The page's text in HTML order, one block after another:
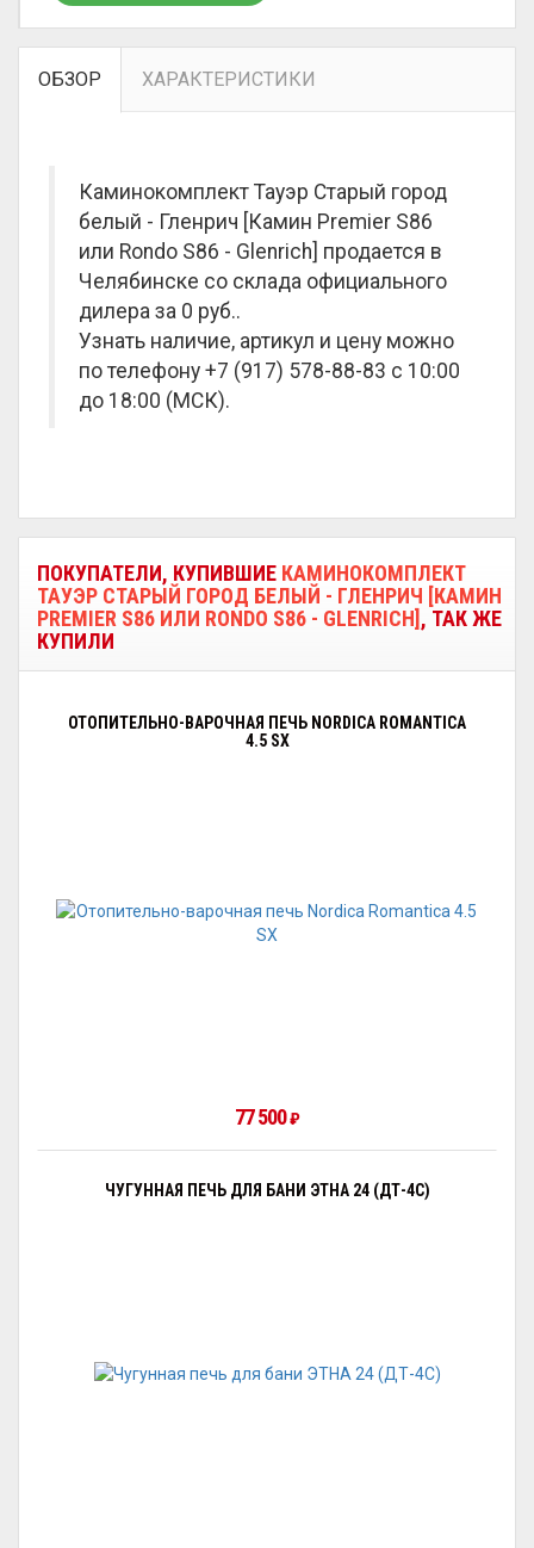
ОБЗОР ХАРАКТЕРИСТИКИ
Каминокомплект Тауэр Старый город
белый - Гленрич [Камин Premier S86
или Rondo S86 - Glenrich] продается в
Челябинске со склада официального
дилера за 0 руб..
Узнать наличие, артикул и цену можно
по телефону +7 (917) 578-88-83 с 10:00
до 18:00 (МСК).
ПОКУПАТЕЛИ, КУПИВШИЕ КАМИНОКОМПЛЕКТ
ТАУЭР СТАРЫЙ ГОРОД БЕЛЫЙ - ГЛЕНРИЧ [КАМИН
PREMIER S86 ИЛИ RONDO S86 - GLENRICH] , ТАК ЖЕ
КУПИЛИ
ОТОПИТЕЛЬНО-ВАРОЧНАЯ ПЕЧЬ NORDICA ROMANTICA
4.5 SX
77 500₽
ЧУГУННАЯ ПЕЧЬ ДЛЯ БАНИ ЭТНА 24 (ДТ-4С)